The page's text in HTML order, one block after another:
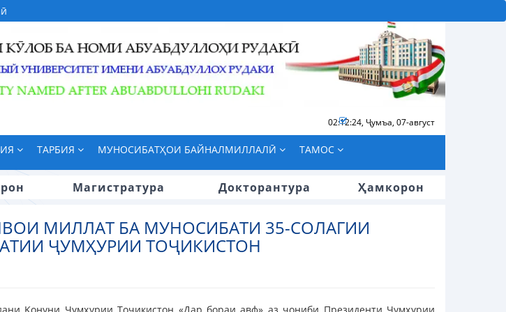
02:12:25, Ҷумъа, 07-август
ТАРБИЯ МУНОСИБАТҲОИ БАЙНАЛМИЛЛАЛӢ ТАМОС
Магистратура Докторантура Ҳамкорон
МИЛЛАТ БА МУНОСИБАТИ 35-СОЛАГИИ
ҶУМҲУРИИ ТОҶИКИСТОН